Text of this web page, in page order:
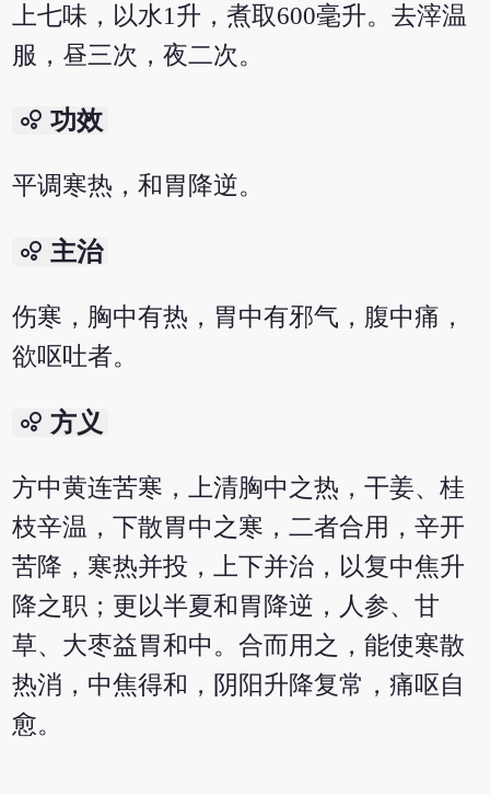
上七味，以水1升，煮取600毫升。去滓温
服，昼三次，夜二次。
bubble_chart 功效
平调寒热，和胃降逆。
bubble_chart 主治
伤寒，胸中有热，胃中有邪气，腹中痛，
欲呕吐者。
bubble_chart 方义
方中黄连苦寒，上清胸中之热，干姜、桂
枝辛温，下散胃中之寒，二者合用，辛开
苦降，寒热并投，上下并治，以复中焦升
降之职；更以半夏和胃降逆，人参、甘
草、大枣益胃和中。合而用之，能使寒散
热消，中焦得和，阴阳升降复常，痛呕自
愈。